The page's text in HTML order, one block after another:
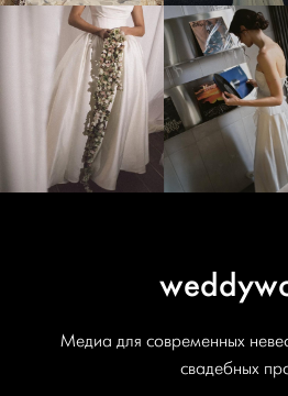
Медиа для современных
свадебных